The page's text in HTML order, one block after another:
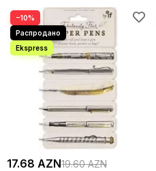
−10%
17.68 AZN19.60 AZN